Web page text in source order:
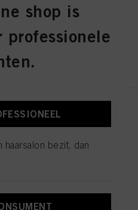
EN KOPEN
Absolutes 9-50
EN KOPEN
shop is
professionele
bezit, dan